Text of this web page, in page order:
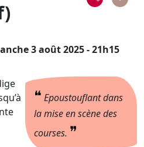
3 août 2025 - 21h15
❝ Epoustouflant dans
la mise en scène des
courses. ❞